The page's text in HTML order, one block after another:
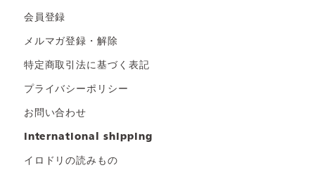
会員登録
メルマガ登録・解除
特定商取引法に基づく表記
プライバシーポリシー
お問い合わせ
international shipping
イロドリの読みもの